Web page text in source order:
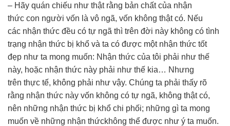
– Hãy quán chiếu như thật rằng bản chất của nhận
thức con người vốn là vô ngã, vốn không thật có. Nếu
các nhận thức đều có tự ngã thì trên đời này không có tình
trạng nhận thức bị khổ và ta có được một nhận thức tốt
đẹp như ta mong muốn: Nhận thức của tôi phải như thế
này, hoặc nhận thức này phải như thế kia… Nhưng
trên thực tế, không phải như vậy. Chúng ta phải thấy rõ
rằng nhận thức này vốn không có tự ngã, không thật có,
nên những nhận thức bị khổ chi phối; những gì ta mong
muốn về những nhận thứckhông thể được như ý ta muốn.